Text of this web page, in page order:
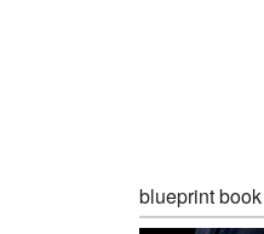
blueprint